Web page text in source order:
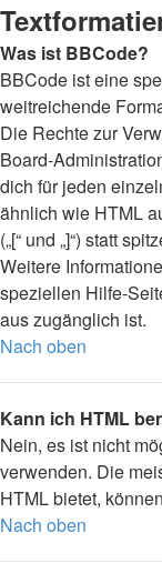
Was ist BBCode?
BBCode ist eine
weitreichende
Die Rechte zur
Board-
dich für jeden
ähnlich wie HTML
(„[“ und „]“) statt
Weitere
speziellen Hilfe-
aus zugänglich ist.
Nach oben
Kann ich HTML
Nein, es ist nicht
verwenden. Die
HTML bietet,
Nach oben